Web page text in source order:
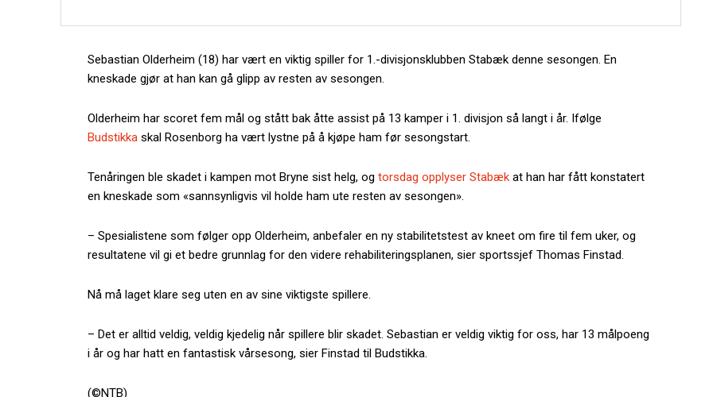
Sebastian Olderheim (18) har vært en viktig spiller for 1.-divisjonsklubben Stabæk denne sesongen. En
kneskade gjør at han kan gå glipp av resten av sesongen.
Olderheim har scoret fem mål og stått bak åtte assist på 13 kamper i 1. divisjon så langt i år. Ifølge
Budstikka skal Rosenborg ha vært lystne på å kjøpe ham før sesongstart.
Tenåringen ble skadet i kampen mot Bryne sist helg, og torsdag opplyser Stabæk at han har fått konstatert
en kneskade som «sannsynligvis vil holde ham ute resten av sesongen».
– Spesialistene som følger opp Olderheim, anbefaler en ny stabilitetstest av kneet om fire til fem uker, og
resultatene vil gi et bedre grunnlag for den videre rehabiliteringsplanen, sier sportssjef Thomas Finstad.
Nå må laget klare seg uten en av sine viktigste spillere.
– Det er alltid veldig, veldig kjedelig når spillere blir skadet. Sebastian er veldig viktig for oss, har 13 målpoeng
i år og har hatt en fantastisk vårsesong, sier Finstad til Budstikka.
(©NTB)